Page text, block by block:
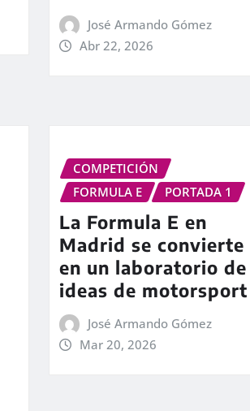
José Armando Gómez
Abr 22, 2026
COMPETICIÓN
FORMULA E
PORTADA 1
La Formula E en
Madrid se convierte
en un laboratorio de
ideas de motorsport
José Armando Gómez
Mar 20, 2026